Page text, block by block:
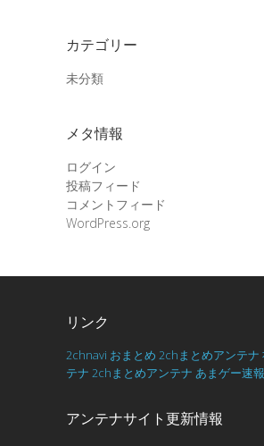
カテゴリー
未分類
メタ情報
ログイン
投稿フィード
コメントフィード
WordPress.org
リンク
2chnavi おまとめ 2chまとめアンテナ
テナ 2chまとめアンテナ あまゲー速報
アンテナサイト更新情報